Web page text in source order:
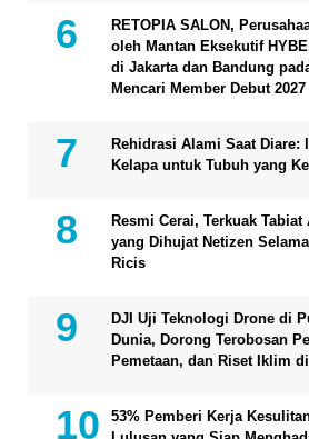
RETOPIA SALON,
oleh Mantan Eksekutif
di Jakarta dan Bandung
Mencari Member Debut 2027
Rehidrasi Alami Saat Diare:
Kelapa untuk Tubuh yang
Resmi Cerai, Terkuak
yang Dihujat Netizen
Ricis
DJI Uji Teknologi Drone di
Dunia, Dorong Terobosan
Pemetaan, dan Riset Iklim
53% Pemberi Kerja